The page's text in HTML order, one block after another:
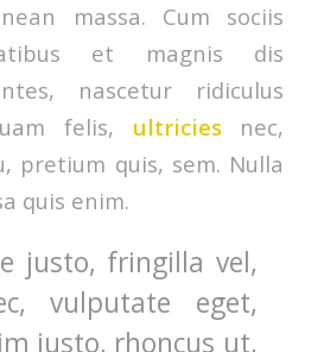
massa. Cum sociis
et magnis dis
nascetur ridiculus
felis, ultriciesnec,
pretium quis, sem. Nulla
quis enim.
justo, fringilla vel,
vulputate eget,
justo, rhoncus ut,